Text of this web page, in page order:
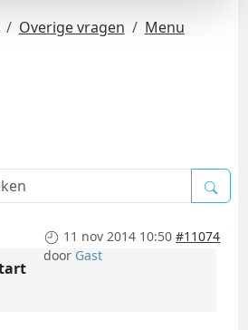
Overige vragen Menu
11 nov 2014 10:50 #11074
door Gast